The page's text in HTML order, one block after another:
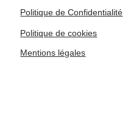
Politique de Confidentialité
Politique de cookies
Mentions légales